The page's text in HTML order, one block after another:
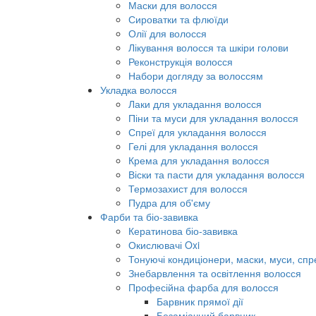
Маски для волосся
Сироватки та флюїди
Олії для волосся
Лікування волосся та шкіри голови
Реконструкція волосся
Набори догляду за волоссям
Укладка волосся
Лаки для укладання волосся
Піни та муси для укладання волосся
Спреї для укладання волосся
Гелі для укладання волосся
Крема для укладання волосся
Віски та пасти для укладання волосся
Термозахист для волосся
Пудра для об'єму
Фарби та біо-завивка
Кератинова біо-завивка
Окислювачі Oxi
Тонуючі кондиціонери, маски, муси,
Знебарвлення та освітлення волосся
Професійна фарба для волосся
Барвник прямої дії